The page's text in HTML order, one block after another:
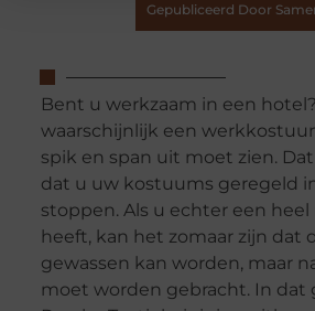
Gepubliceerd Door
Bent u werkzaam in een
waarschijnlijk een
spik en span uit moet zien.
dat u uw kostuums geregeld
stoppen. Als u echter een
heeft, kan het zomaar zijn dat
gewassen kan worden, maar
moet worden gebracht. In dat